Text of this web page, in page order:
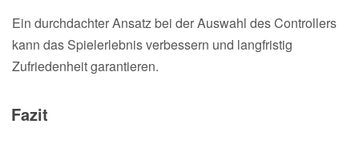
Ein durchdachter Ansatz bei der Auswahl des Controllers
kann das Spielerlebnis verbessern und langfristig
Zufriedenheit garantieren.
Fazit